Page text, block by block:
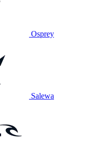
Osprey
Salewa